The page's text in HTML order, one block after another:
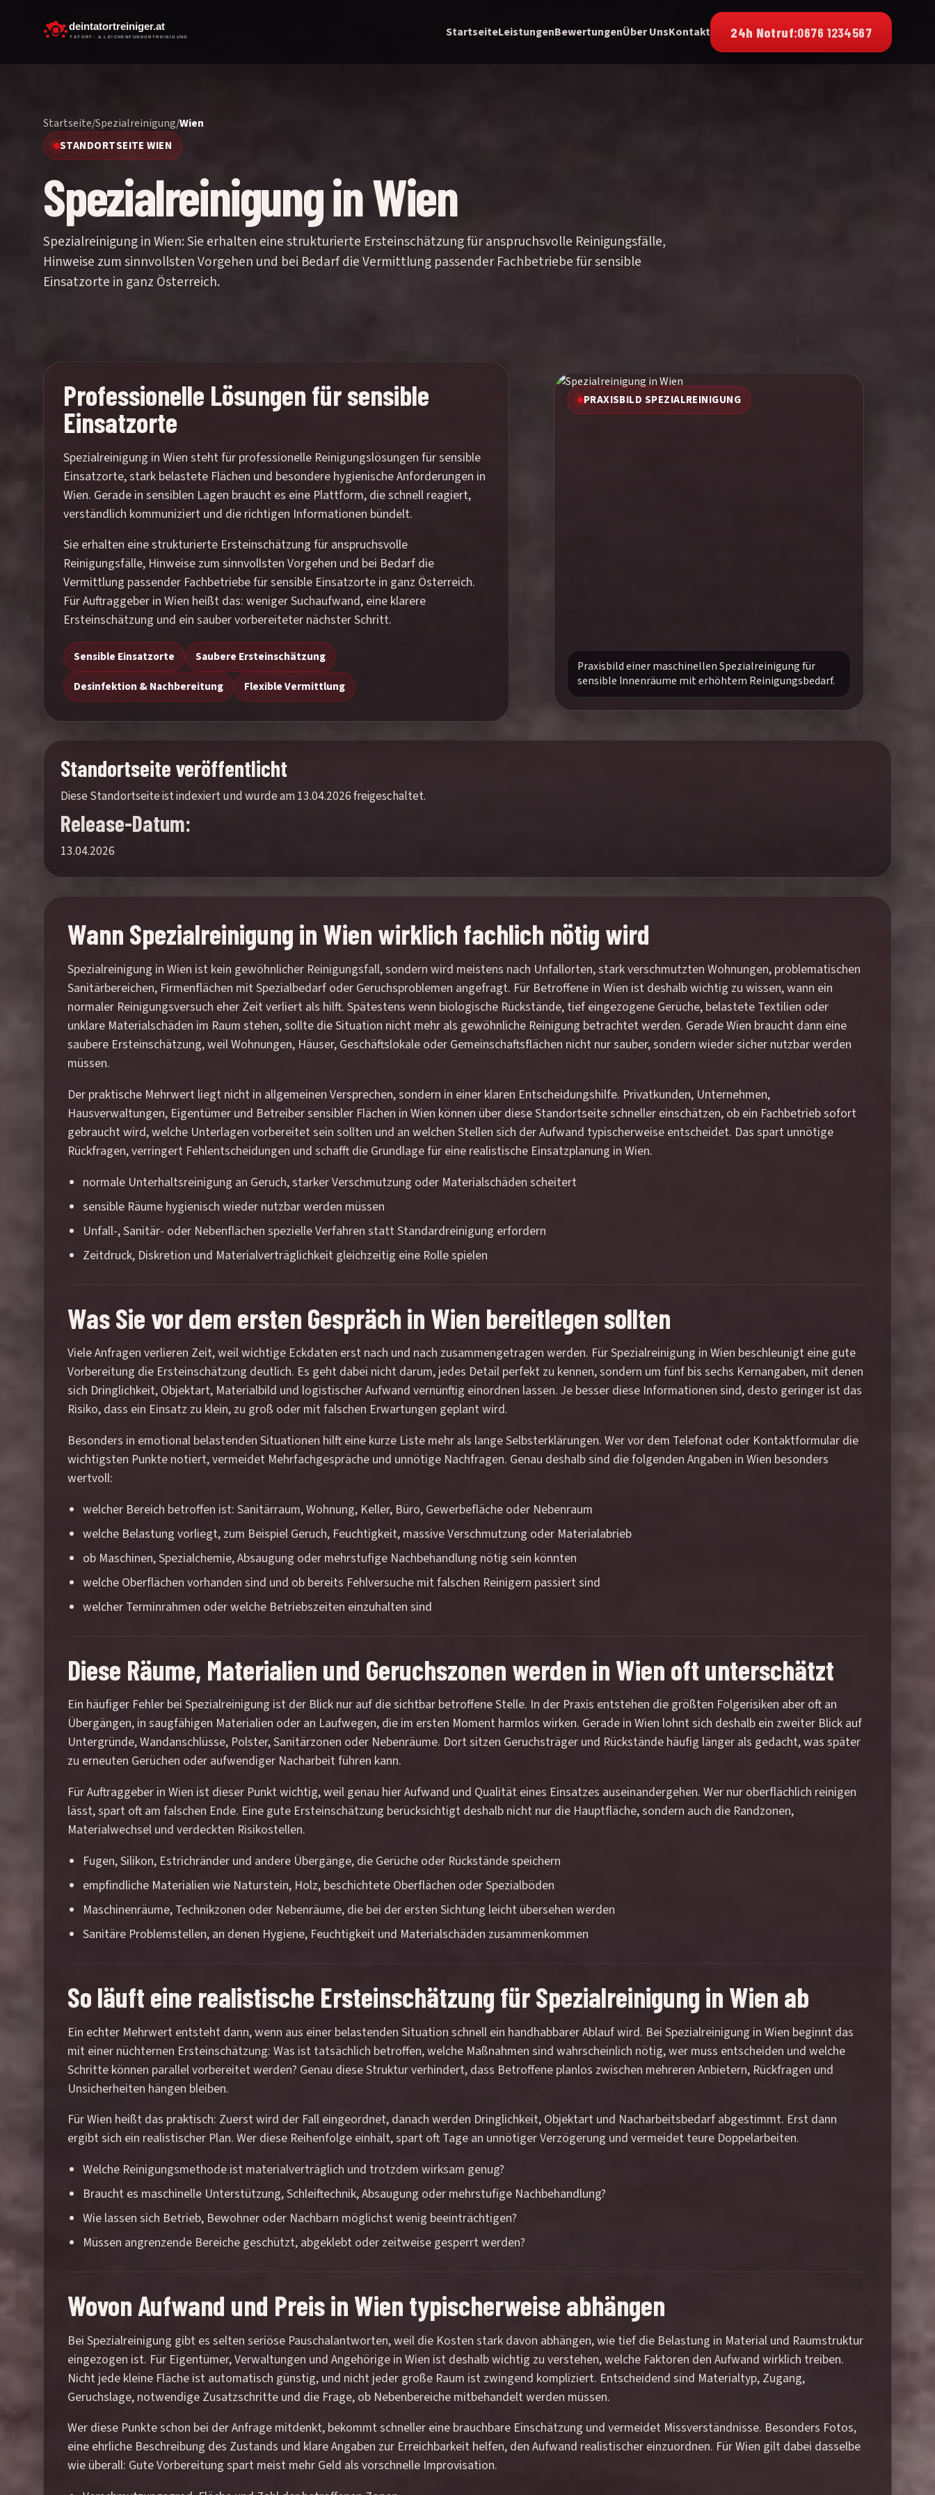
StartseiteLeistungenBewertungenÜber UnsKontakt 24h Notruf:0676 1234567
Startseite/Spezialreinigung/Wien
STANDORTSEITE WIEN
Spezialreinigung in Wien
Spezialreinigung in Wien: Sie erhalten eine strukturierte Ersteinschätzung für anspruchsvolle Reinigungsfälle,
Hinweise zum sinnvollsten Vorgehen und bei Bedarf die Vermittlung passender Fachbetriebe für sensible
Einsatzorte in ganz Österreich.
Professionelle Lösungen für sensible
Einsatzorte
Spezialreinigung in Wien steht für professionelle Reinigungslösungen für sensible
Einsatzorte, stark belastete Flächen und besondere hygienische Anforderungen in
Wien. Gerade in sensiblen Lagen braucht es eine Plattform, die schnell reagiert,
verständlich kommuniziert und die richtigen Informationen bündelt.
Sie erhalten eine strukturierte Ersteinschätzung für anspruchsvolle
Reinigungsfälle, Hinweise zum sinnvollsten Vorgehen und bei Bedarf die
Vermittlung passender Fachbetriebe für sensible Einsatzorte in ganz Österreich.
Für Auftraggeber in Wien heißt das: weniger Suchaufwand, eine klarere
Ersteinschätzung und ein sauber vorbereiteter nächster Schritt.
Sensible Einsatzorte
Saubere Ersteinschätzung
Desinfektion & Nachbereitung
Flexible Vermittlung
PRAXISBILD SPEZIALREINIGUNG
Praxisbild einer maschinellen Spezialreinigung für
sensible Innenräume mit erhöhtem Reinigungsbedarf.
Standortseite veröffentlicht
Diese Standortseite ist indexiert und wurde am 13.04.2026 freigeschaltet.
Release-Datum:
13.04.2026
Wann Spezialreinigung in Wien wirklich fachlich nötig wird
Spezialreinigung in Wien ist kein gewöhnlicher Reinigungsfall, sondern wird meistens nach Unfallorten, stark verschmutzten Wohnungen, problematischen
Sanitärbereichen, Firmenflächen mit Spezialbedarf oder Geruchsproblemen angefragt. Für Betroffene in Wien ist deshalb wichtig zu wissen, wann ein
normaler Reinigungsversuch eher Zeit verliert als hilft. Spätestens wenn biologische Rückstände, tief eingezogene Gerüche, belastete Textilien oder
unklare Materialschäden im Raum stehen, sollte die Situation nicht mehr als gewöhnliche Reinigung betrachtet werden. Gerade Wien braucht dann eine
saubere Ersteinschätzung, weil Wohnungen, Häuser, Geschäftslokale oder Gemeinschaftsflächen nicht nur sauber, sondern wieder sicher nutzbar werden
müssen.
Der praktische Mehrwert liegt nicht in allgemeinen Versprechen, sondern in einer klaren Entscheidungshilfe. Privatkunden, Unternehmen,
Hausverwaltungen, Eigentümer und Betreiber sensibler Flächen in Wien können über diese Standortseite schneller einschätzen, ob ein Fachbetrieb sofort
gebraucht wird, welche Unterlagen vorbereitet sein sollten und an welchen Stellen sich der Aufwand typischerweise entscheidet. Das spart unnötige
Rückfragen, verringert Fehlentscheidungen und schafft die Grundlage für eine realistische Einsatzplanung in Wien.
normale Unterhaltsreinigung an Geruch, starker Verschmutzung oder Materialschäden scheitert
sensible Räume hygienisch wieder nutzbar werden müssen
Unfall-, Sanitär- oder Nebenflächen spezielle Verfahren statt Standardreinigung erfordern
Zeitdruck, Diskretion und Materialverträglichkeit gleichzeitig eine Rolle spielen
Was Sie vor dem ersten Gespräch in Wien bereitlegen sollten
Viele Anfragen verlieren Zeit, weil wichtige Eckdaten erst nach und nach zusammengetragen werden. Für Spezialreinigung in Wien beschleunigt eine gute
Vorbereitung die Ersteinschätzung deutlich. Es geht dabei nicht darum, jedes Detail perfekt zu kennen, sondern um fünf bis sechs Kernangaben, mit denen
sich Dringlichkeit, Objektart, Materialbild und logistischer Aufwand vernünftig einordnen lassen. Je besser diese Informationen sind, desto geringer ist das
Risiko, dass ein Einsatz zu klein, zu groß oder mit falschen Erwartungen geplant wird.
Besonders in emotional belastenden Situationen hilft eine kurze Liste mehr als lange Selbsterklärungen. Wer vor dem Telefonat oder Kontaktformular die
wichtigsten Punkte notiert, vermeidet Mehrfachgespräche und unnötige Nachfragen. Genau deshalb sind die folgenden Angaben in Wien besonders
wertvoll:
welcher Bereich betroffen ist: Sanitärraum, Wohnung, Keller, Büro, Gewerbefläche oder Nebenraum
welche Belastung vorliegt, zum Beispiel Geruch, Feuchtigkeit, massive Verschmutzung oder Materialabrieb
ob Maschinen, Spezialchemie, Absaugung oder mehrstufige Nachbehandlung nötig sein könnten
welche Oberflächen vorhanden sind und ob bereits Fehlversuche mit falschen Reinigern passiert sind
welcher Terminrahmen oder welche Betriebszeiten einzuhalten sind
Diese Räume, Materialien und Geruchszonen werden in Wien oft unterschätzt
Ein häufiger Fehler bei Spezialreinigung ist der Blick nur auf die sichtbar betroffene Stelle. In der Praxis entstehen die größten Folgerisiken aber oft an
Übergängen, in saugfähigen Materialien oder an Laufwegen, die im ersten Moment harmlos wirken. Gerade in Wien lohnt sich deshalb ein zweiter Blick auf
Untergründe, Wandanschlüsse, Polster, Sanitärzonen oder Nebenräume. Dort sitzen Geruchsträger und Rückstände häufig länger als gedacht, was später
zu erneuten Gerüchen oder aufwendiger Nacharbeit führen kann.
Für Auftraggeber in Wien ist dieser Punkt wichtig, weil genau hier Aufwand und Qualität eines Einsatzes auseinandergehen. Wer nur oberflächlich reinigen
lässt, spart oft am falschen Ende. Eine gute Ersteinschätzung berücksichtigt deshalb nicht nur die Hauptfläche, sondern auch die Randzonen,
Materialwechsel und verdeckten Risikostellen.
Fugen, Silikon, Estrichränder und andere Übergänge, die Gerüche oder Rückstände speichern
empfindliche Materialien wie Naturstein, Holz, beschichtete Oberflächen oder Spezialböden
Maschinenräume, Technikzonen oder Nebenräume, die bei der ersten Sichtung leicht übersehen werden
Sanitäre Problemstellen, an denen Hygiene, Feuchtigkeit und Materialschäden zusammenkommen
So läuft eine realistische Ersteinschätzung für Spezialreinigung in Wien ab
Ein echter Mehrwert entsteht dann, wenn aus einer belastenden Situation schnell ein handhabbarer Ablauf wird. Bei Spezialreinigung in Wien beginnt das
mit einer nüchternen Ersteinschätzung: Was ist tatsächlich betroffen, welche Maßnahmen sind wahrscheinlich nötig, wer muss entscheiden und welche
Schritte können parallel vorbereitet werden? Genau diese Struktur verhindert, dass Betroffene planlos zwischen mehreren Anbietern, Rückfragen und
Unsicherheiten hängen bleiben.
Für Wien heißt das praktisch: Zuerst wird der Fall eingeordnet, danach werden Dringlichkeit, Objektart und Nacharbeitsbedarf abgestimmt. Erst dann
ergibt sich ein realistischer Plan. Wer diese Reihenfolge einhält, spart oft Tage an unnötiger Verzögerung und vermeidet teure Doppelarbeiten.
Welche Reinigungsmethode ist materialverträglich und trotzdem wirksam genug?
Braucht es maschinelle Unterstützung, Schleiftechnik, Absaugung oder mehrstufige Nachbehandlung?
Wie lassen sich Betrieb, Bewohner oder Nachbarn möglichst wenig beeinträchtigen?
Müssen angrenzende Bereiche geschützt, abgeklebt oder zeitweise gesperrt werden?
Wovon Aufwand und Preis in Wien typischerweise abhängen
Bei Spezialreinigung gibt es selten seriöse Pauschalantworten, weil die Kosten stark davon abhängen, wie tief die Belastung in Material und Raumstruktur
eingezogen ist. Für Eigentümer, Verwaltungen und Angehörige in Wien ist deshalb wichtig zu verstehen, welche Faktoren den Aufwand wirklich treiben.
Nicht jede kleine Fläche ist automatisch günstig, und nicht jeder große Raum ist zwingend kompliziert. Entscheidend sind Materialtyp, Zugang,
Geruchslage, notwendige Zusatzschritte und die Frage, ob Nebenbereiche mitbehandelt werden müssen.
Wer diese Punkte schon bei der Anfrage mitdenkt, bekommt schneller eine brauchbare Einschätzung und vermeidet Missverständnisse. Besonders Fotos,
eine ehrliche Beschreibung des Zustands und klare Angaben zur Erreichbarkeit helfen, den Aufwand realistischer einzuordnen. Für Wien gilt dabei dasselbe
wie überall: Gute Vorbereitung spart meist mehr Geld als vorschnelle Improvisation.